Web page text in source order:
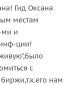
Гид Оксана
местам
ми и
ции!
с
нам